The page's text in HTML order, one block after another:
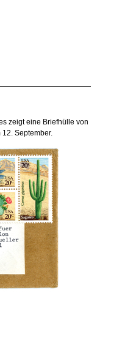
zeigt eine Briefhülle von
September.